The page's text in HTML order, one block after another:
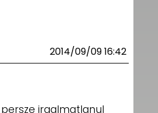
2014/09/09 16:42
irgalmatlanul